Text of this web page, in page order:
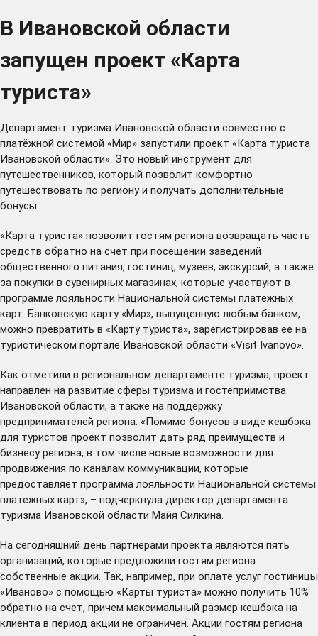
В Ивановской области
запущен проект «Карта
туриста»
Департамент туризма Ивановской области совместно с
платёжной системой «Мир» запустили проект «Карта туриста
Ивановской области». Это новый инструмент для
путешественников, который позволит комфортно
путешествовать по региону и получать дополнительные
бонусы.
«Карта туриста» позволит гостям региона возвращать часть
средств обратно на счет при посещении заведений
общественного питания, гостиниц, музеев, экскурсий, а также
за покупки в сувенирных магазинах, которые участвуют в
программе лояльности Национальной системы платежных
карт. Банковскую карту «Мир», выпущенную любым банком,
можно превратить в «Карту туриста», зарегистрировав ее на
туристическом портале Ивановской области «Visit Ivanovo».
Как отметили в региональном департаменте туризма, проект
направлен на развитие сферы туризма и гостеприимства
Ивановской области, а также на поддержку
предпринимателей региона. «Помимо бонусов в виде кешбэка
для туристов проект позволит дать ряд преимуществ и
бизнесу региона, в том числе новые возможности для
продвижения по каналам коммуникации, которые
предоставляет программа лояльности Национальной системы
платежных карт», ­– подчеркнула директор департамента
туризма Ивановской области Майя Силкина.
На сегодняшний день партнерами проекта являются пять
организаций, которые предложили гостям региона
собственные акции. Так, например, при оплате услуг гостиницы
«Иваново» с помощью «Карты туриста» можно получить 10%
обратно на счет, причем максимальный размер кешбэка на
клиента в период акции не ограничен. Акции гостям региона